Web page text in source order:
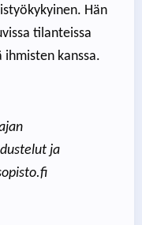
Hän
tilanteissa
kanssa.
ja